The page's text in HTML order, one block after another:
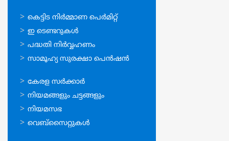
ഓണ്‍ലൈന്‍
സേവനങ്ങള്‍
കെട്ടിട നിര്‍മ്മാണ പെര്‍മിറ്റ്‌
ഇ ടെണ്ടറുകള്‍
പദ്ധതി നിര്‍വ്വഹണം
സാമൂഹ്യ സുരക്ഷാ പെന്‍ഷന്‍
ഉപയോഗപ്രദമായ
കണ്ണികള്‍
കേരള സര്‍ക്കാര്‍
നിയമങ്ങളും ചട്ടങ്ങളും
നിയമസഭ
വെബ്സൈറ്റുകള്‍